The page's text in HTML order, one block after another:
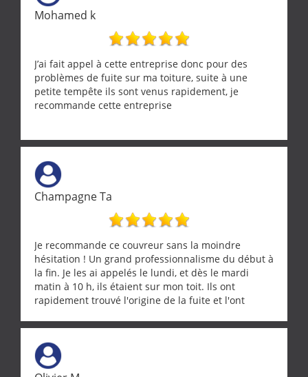
Mohamed k
J’ai fait appel à cette entreprise donc pour des
problèmes de fuite sur ma toiture, suite à une
petite tempête ils sont venus rapidement, je
recommande cette entreprise
Champagne Ta
Je recommande ce couvreur sans la moindre
hésitation ! Un grand professionnalisme du début à
la fin. Je les ai appelés le lundi, et dès le mardi
matin à 10 h, ils étaient sur mon toit. Ils ont
rapidement trouvé l'origine de la fuite et l'ont
Une équipe sérieuse, réactive et compétente. C'est
vraiment rassurant de pouvoir compter sur des
artisans aussi professionnels. Merci encore !